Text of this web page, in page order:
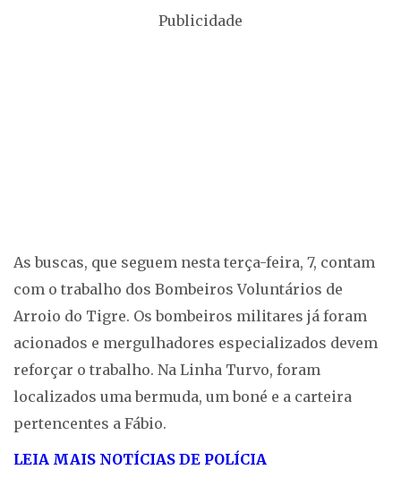
Publicidade
As buscas, que seguem nesta terça-feira, 7, contam
com o trabalho dos Bombeiros Voluntários de
Arroio do Tigre. Os bombeiros militares já foram
acionados e mergulhadores especializados devem
reforçar o trabalho. Na Linha Turvo, foram
localizados uma bermuda, um boné e a carteira
pertencentes a Fábio.
LEIA MAIS NOTÍCIAS DE POLÍCIA